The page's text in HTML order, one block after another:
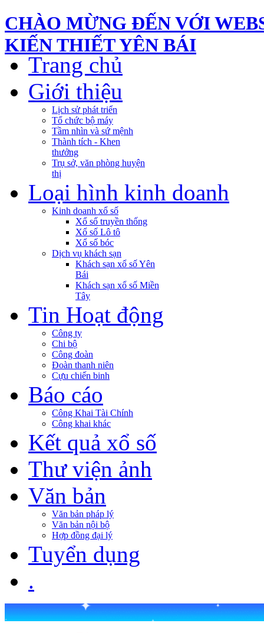
CHÀO MỪNG ĐẾN VỚI
KIẾN THIẾT YÊN BÁI
Trang chủ
Giới thiệu
Lịch sử phát triển
Tổ chức bộ máy
Tầm nhìn và sứ mệnh
Thành tích - Khen
thưởng
Trụ sở, văn phòng huyện
thị
Loại hình kinh doanh
Kinh doanh xổ số
Xổ số truyền thống
Xổ số Lô tô
Xổ số bóc
Dịch vụ khách sạn
Khách sạn xổ số Yên
Bái
Khách sạn xổ số Miền
Tây
Tin Hoạt động
Công ty
Chi bộ
Công đoàn
Đoàn thanh niên
Cựu chiến binh
Báo cáo
Công Khai Tài Chính
Công khai khác
Kết quả xổ số
Thư viện ảnh
Văn bản
Văn bản pháp lý
Văn bản nội bộ
Hợp đồng đại lý
Tuyển dụng
.